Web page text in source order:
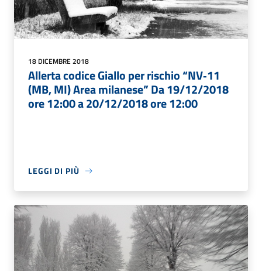
18 DICEMBRE 2018
Allerta codice Giallo per rischio “NV‐11
(MB, MI) Area milanese” Da 19/12/2018
ore 12:00 a 20/12/2018 ore 12:00
LEGGI DI PIÙ